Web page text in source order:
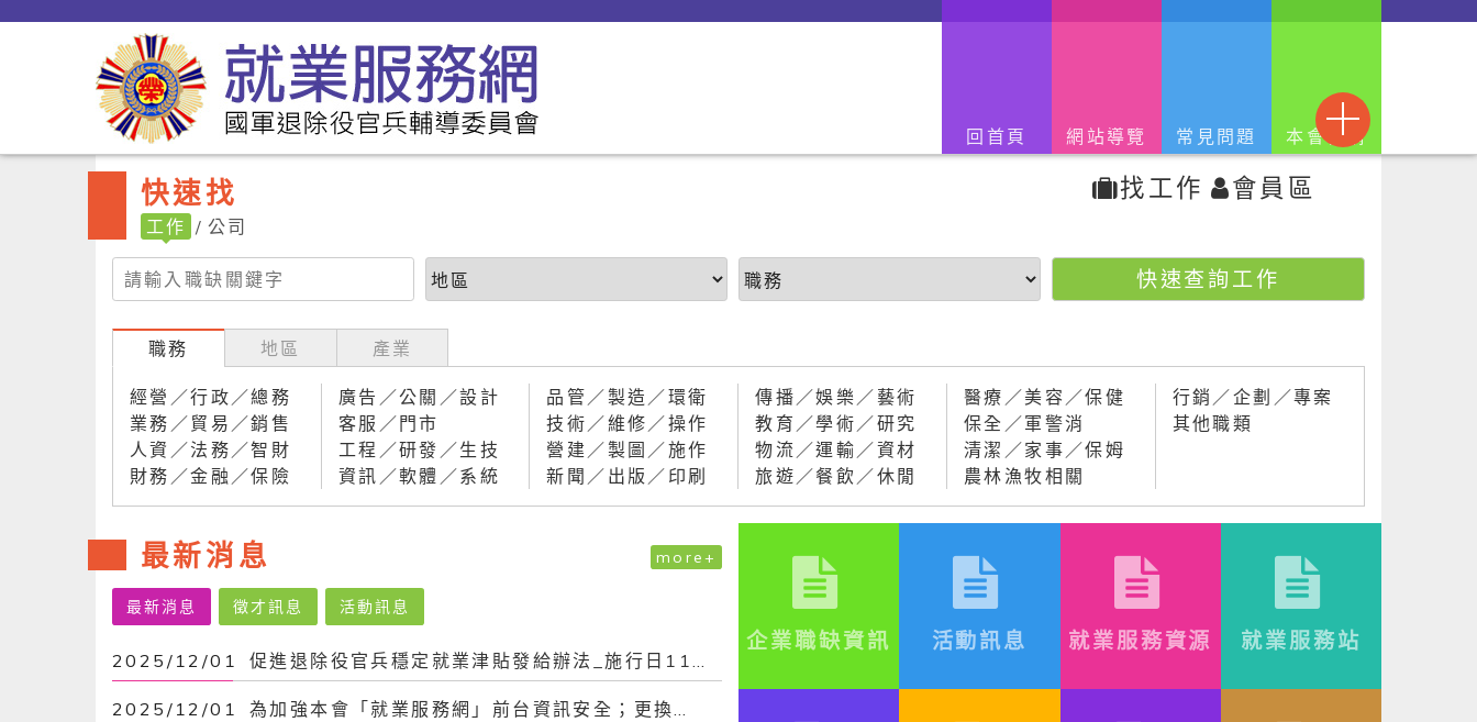
回首頁 網站導覽 常見問題 本會官網
找工作 會員區
快速找
工作 公司
職務 地區 產業
經營／行政／總務
業務／貿易／銷售
人資／法務／智財
財務／金融／保險
廣告／公關／設計
客服／門市
工程／研發／生技
資訊／軟體／系統
品管／製造／環衛
技術／維修／操作
營建／製圖／施作
新聞／出版／印刷
傳播／娛樂／藝術
教育／學術／研究
物流／運輸／資材
旅遊／餐飲／休閒
醫療／美容／保健
保全／軍警消
清潔／家事／保姆
農林漁牧相關
行銷／企劃／專案
其他職類
最新消息 more+
最新消息 徵才訊息 活動訊息
2025/12/01 促進退除役官兵穩定就業津貼發給辦法_施行日113年6月30日
2025/12/01 為加強本會「就業服務網」前台資訊安全；更換密碼時，不得與前3次使用過之密碼相同。爰，...
企業職缺資訊 活動訊息 就業服務資源 就業服務站